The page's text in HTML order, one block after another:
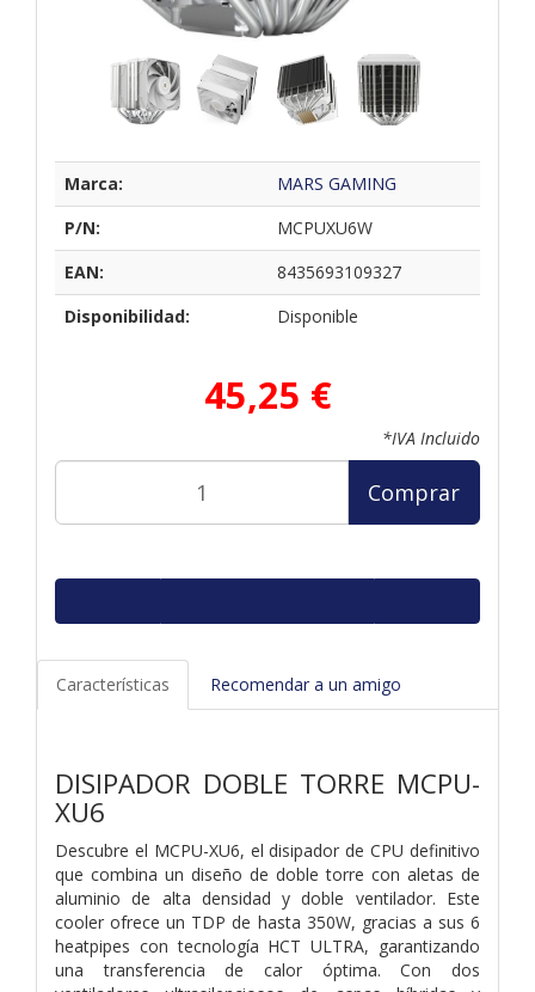
Marca:
MARS GAMING
P/N:
MCPUXU6W
EAN:
8435693109327
Disponibilidad:
Disponible
45,25 €
*IVA Incluido
Comprar
Características Recomendar a un amigo
DISIPADOR DOBLE TORRE MCPU-
XU6
Descubre el MCPU-XU6, el disipador de CPU definitivo
que combina un diseño de doble torre con aletas de
aluminio de alta densidad y doble ventilador. Este
cooler ofrece un TDP de hasta 350W, gracias a sus 6
heatpipes con tecnología HCT ULTRA, garantizando
una transferencia de calor óptima. Con dos